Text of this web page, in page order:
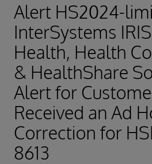
Alert HS2024-
InterSystems
Health, Health
& HealthShare
Alert for
Received an Ad
Correction for
8613